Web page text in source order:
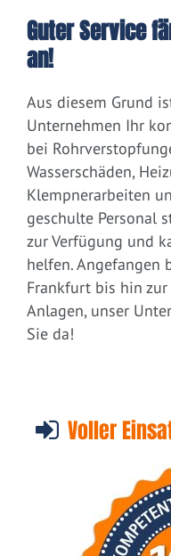
Guter Service
an!
Aus diesem Grund
Unternehmen Ihr
bei
Wasserschäden,
Klempnerarbeiten
geschulte Personal
zur Verfügung und
helfen. Angefangen
Frankfurt bis hin
Anlagen, unser
Sie da!
Voller